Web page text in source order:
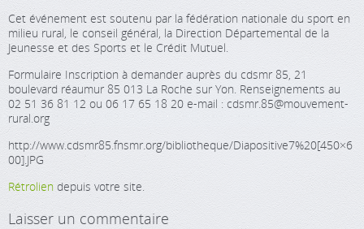
Cet événement est soutenu par la fédération nationale du sport en
milieu rural, le conseil général, la Direction Départemental de la
Jeunesse et des Sports et le Crédit Mutuel.
Formulaire Inscription à demander auprès du cdsmr 85, 21
boulevard réaumur 85 013 La Roche sur Yon. Renseignements au
02 51 36 81 12 ou 06 17 65 18 20 e-mail : cdsmr.85@mouvement-
rural.org
http://www.cdsmr85.fnsmr.org/bibliotheque/Diapositive7%20[450×6
00].JPG
Rétrolien depuis votre site.
Laisser un commentaire